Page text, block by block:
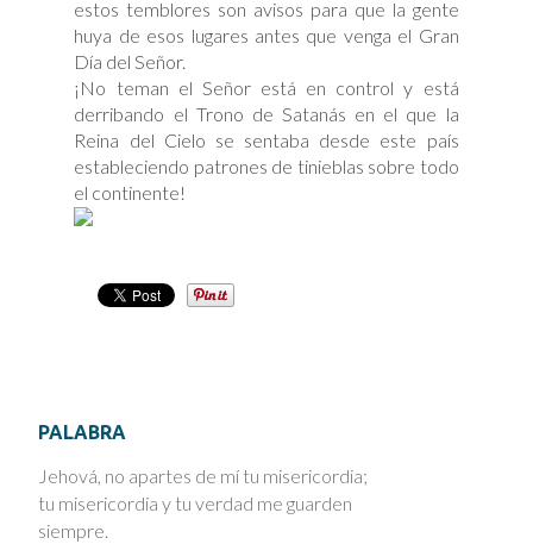
estos temblores son avisos para que la gente
huya de esos lugares antes que venga el Gran
Día del Señor.
¡No teman el Señor está en control y está
derribando el Trono de Satanás en el que la
Reina del Cielo se sentaba desde este país
estableciendo patrones de tinieblas sobre todo
el continente!
PALABRA
Jehová, no apartes de mí tu misericordia;
tu misericordia y tu verdad me guarden
siempre.